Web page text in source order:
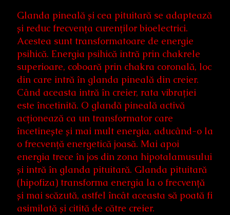
Glanda pineală și cea pituitară se adaptează
și reduc frecvența curenților bioelectrici.
Acestea sunt transformatoare de energie
psihică. Energia psihică intră prin chakrele
superioare, coboară prin chakra coronală, loc
din care intră în glanda pineală din creier.
Când aceasta intră în creier, rata vibrației
este încetinită. O glandă pineală activă
acționează ca un transformator care
încetinește și mai mult energia, aducând-o la
o frecvență energetică joasă. Mai apoi
energia trece în jos din zona hipotalamusului
și intră în glanda pituitară. Glanda pituitară
(hipofiza) transforma energia la o frecvență
și mai scăzută, astfel încât aceasta să poată fi
asimilată și citită de către creier.